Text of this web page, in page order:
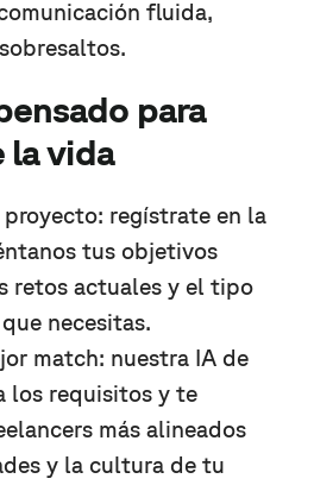
fluida,
para
vida
regístrate en la
tus objetivos
retos actuales y el tipo
necesitas.
match: nuestra IA de
los requisitos y te
más alineados
y la cultura de tu